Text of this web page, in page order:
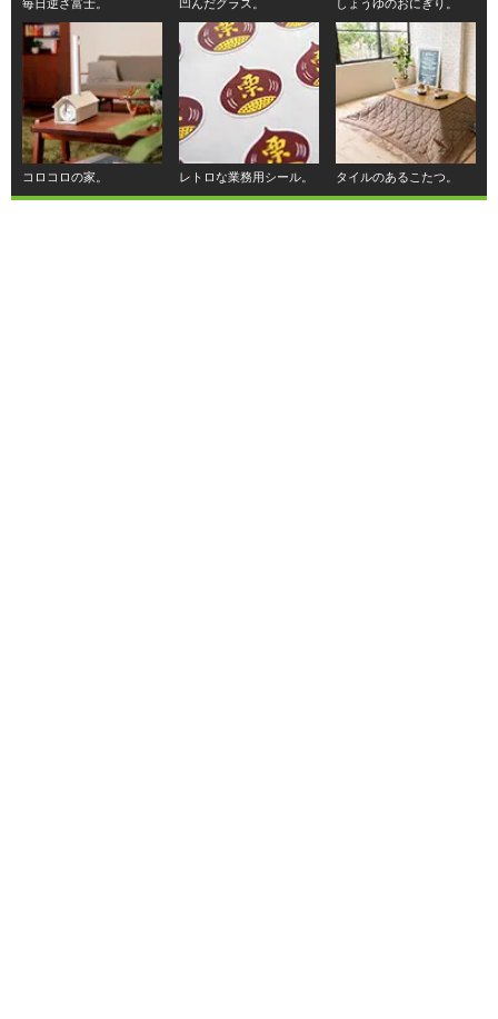
毎日逆さ富士。 凹んだグラス。 しょうゆのおにぎり。
コロコロの家。 レトロな業務用シール。 タイルのあるこたつ。